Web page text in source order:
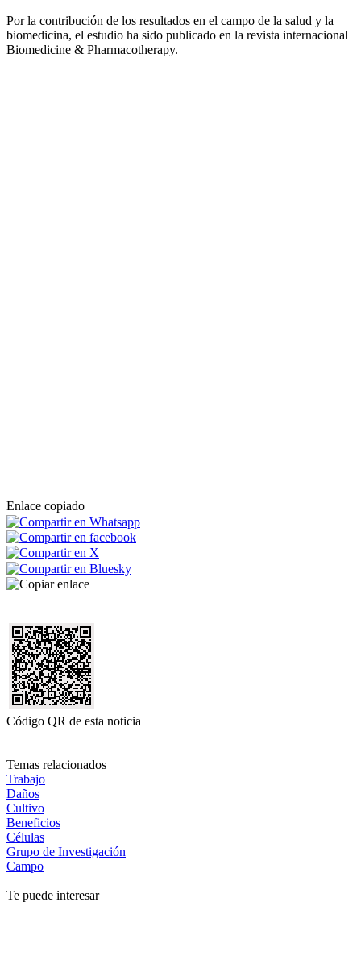
Por la contribución de los resultados en el campo de la salud y la
biomedicina, el estudio ha sido publicado en la revista internacional
Biomedicine & Pharmacotherapy.
Enlace copiado
Código QR de esta noticia
Temas relacionados
Trabajo
Daños
Cultivo
Beneficios
Células
Grupo de Investigación
Campo
Te puede interesar